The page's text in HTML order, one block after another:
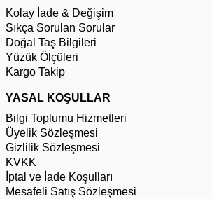
Kolay İade & Değişim
Sıkça Sorulan Sorular
Doğal Taş Bilgileri
Yüzük Ölçüleri
Kargo Takip
YASAL KOŞULLAR
Bilgi Toplumu Hizmetleri
Üyelik Sözleşmesi
Gizlilik Sözleşmesi
KVKK
İptal ve İade Koşulları
Mesafeli Satış Sözleşmesi